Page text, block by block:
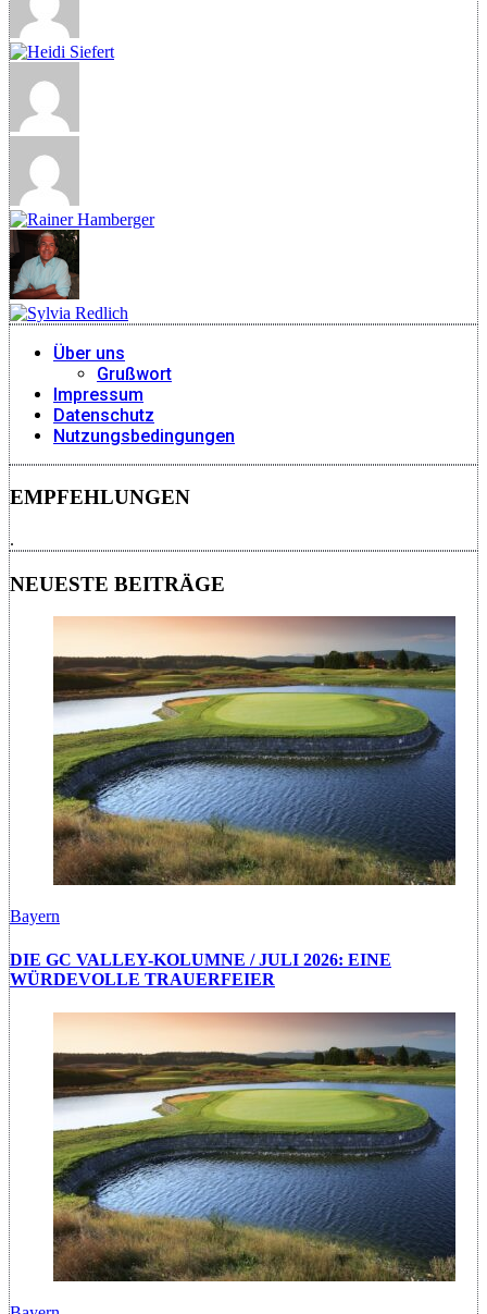
Über uns
Grußwort
Impressum
Datenschutz
Nutzungsbedingungen
EMPFEHLUNGEN
.
NEUESTE BEITRÄGE
Bayern
DIE GC VALLEY-KOLUMNE / JULI 2026: EINE
WÜRDEVOLLE TRAUERFEIER